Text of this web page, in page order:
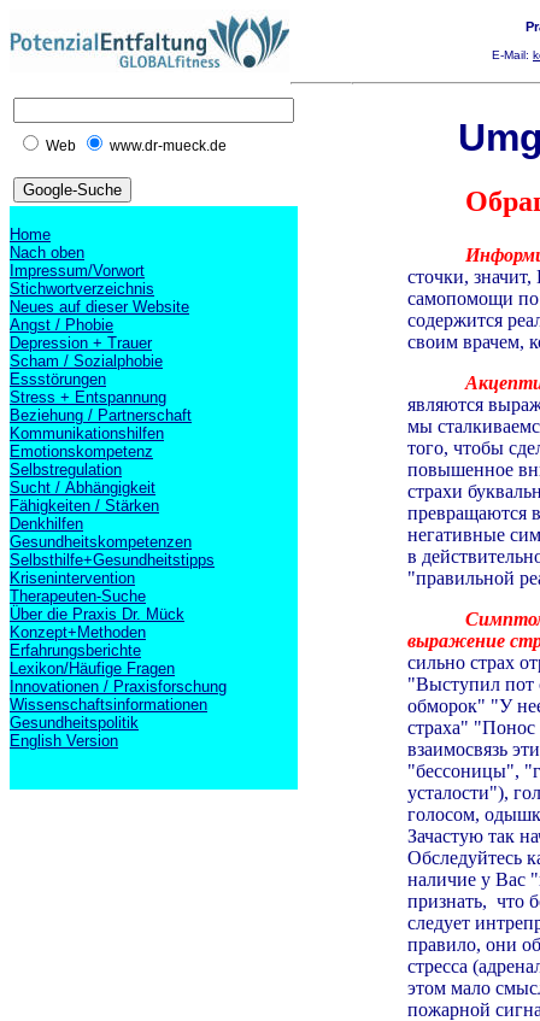
E-Mail:
Web www.dr-mueck.de
Home
Nach oben
Impressum/Vorwort
Stichwortverzeichnis
Neues auf dieser Website
Angst / Phobie
Depression + Trauer
Scham / Sozialphobie
Essstörungen
Stress + Entspannung
Beziehung / Partnerschaft
Kommunikationshilfen
Emotionskompetenz
Selbstregulation
Sucht / Abhängigkeit
Fähigkeiten / Stärken
Denkhilfen
Gesundheitskompetenzen
Selbsthilfe+Gesundheitstipps
Krisenintervention
Therapeuten-Suche
Über die Praxis Dr. Mück
Konzept+Methoden
Erfahrungsberichte
Lexikon/Häufige Fragen
Innovationen / Praxisforschung
Wissenschaftsinformationen
Gesundheitspolitik
English Version
сточки,
самопомощи по
содержится
своим врачем,
являются
мы
того, чтобы
повышенное
страхи
превращаются
негативные
в
"правильной
выражение
сильно страх
"Выступил пот
обморок" "У
страха" "Понос
взаимосвязь
"бессоницы",
усталости"),
голосом,
Зачастую так
Обследуйтесь
наличие у Вас
признать, что
следует
правило, они
стресса
этом мало
пожарной